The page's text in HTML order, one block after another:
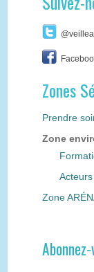
Zones
Prendre
Zone
Zone